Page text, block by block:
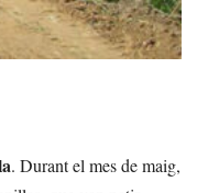
. Durant el mes de maig,